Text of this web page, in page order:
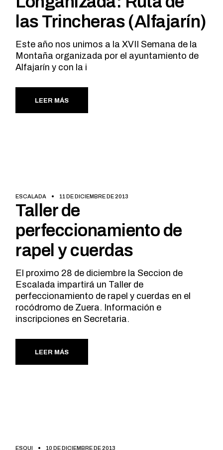
las Trincheras (Alfajarín)
Este año nos unimos a la XVII Semana de la
Montaña organizada por el ayuntamiento de
Alfajarín y con la i
LEER MÁS
ESCALADA 11 DE DICIEMBRE DE 2013
Taller de
perfeccionamiento de
rapel y cuerdas
El proximo 28 de diciembre la Seccion de
Escalada impartirá un Taller de
perfeccionamiento de rapel y cuerdas en el
rocódromo de Zuera. Información e
inscripciones en Secretaria.
LEER MÁS
ESQUI 10 DE DICIEMBRE DE 2013